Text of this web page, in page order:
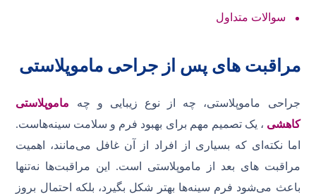
سوالات متداول
مراقبت های پس از جراحی ماموپلاستی
جراحی ماموپلاستی، چه از نوع زیبایی و چه ماموپلاستی
کاهشی ، یک تصمیم مهم برای بهبود فرم و سلامت سینه‌هاست.
اما نکته‌ای که بسیاری از افراد از آن غافل می‌مانند، اهمیت
مراقبت های بعد از ماموپلاستی است. این مراقبت‌ها نه‌تنها
باعث می‌شود فرم سینه‌ها بهتر شکل بگیرد، بلکه احتمال بروز